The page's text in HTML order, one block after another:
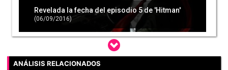
Revelada la fecha del episodio 5 de 'Hitman'
(06/09/2016)
ANÁLISIS RELACIONADOS